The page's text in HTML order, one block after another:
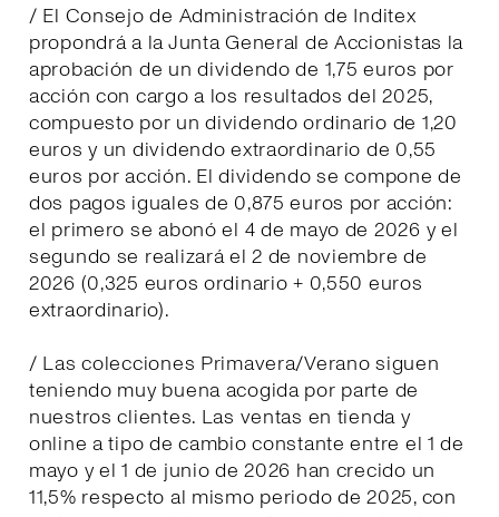
/ El Consejo de Administración de Inditex
propondrá a la Junta General de Accionistas la
aprobación de un dividendo de 1,75 euros por
acción con cargo a los resultados del 2025,
compuesto por un dividendo ordinario de 1,20
euros y un dividendo extraordinario de 0,55
euros por acción. El dividendo se compone de
dos pagos iguales de 0,875 euros por acción:
el primero se abonó el 4 de mayo de 2026 y el
segundo se realizará el 2 de noviembre de
2026 (0,325 euros ordinario + 0,550 euros
extraordinario).
/ Las colecciones Primavera/Verano siguen
teniendo muy buena acogida por parte de
nuestros clientes. Las ventas en tienda y
online a tipo de cambio constante entre el 1 de
mayo y el 1 de junio de 2026 han crecido un
11,5% respecto al mismo periodo de 2025, con